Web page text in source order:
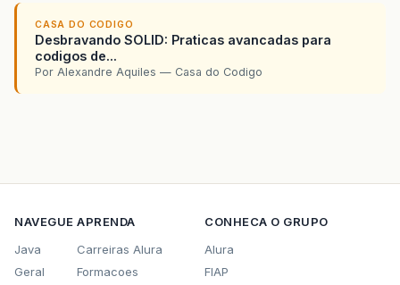
CASA DO CODIGO
Desbravando SOLID: Praticas avancadas para
codigos de...
Por Alexandre Aquiles — Casa do Codigo
NAVEGUE
Java
Geral
APRENDA
Carreiras Alura
Formacoes
CONHECA O GRUPO
Alura
FIAP